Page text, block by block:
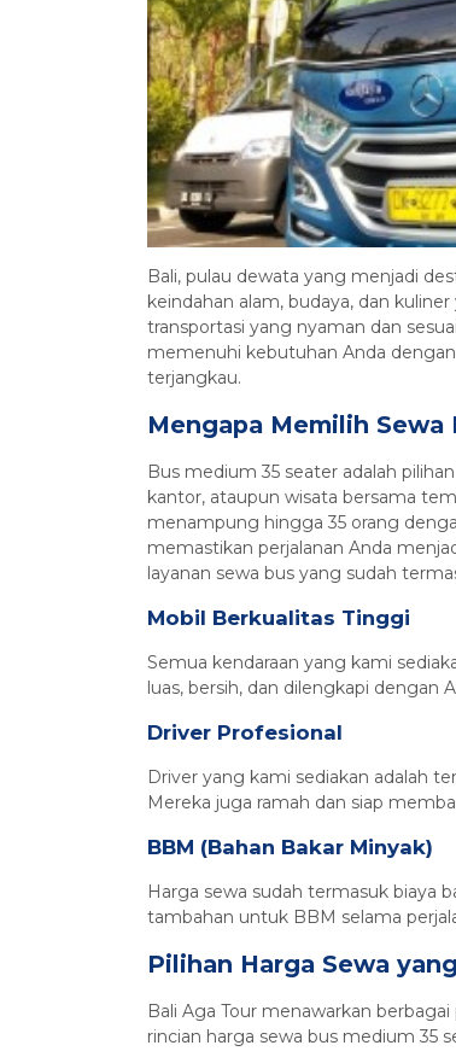
Bali, pulau dewata yang menjadi
keindahan alam, budaya, dan
transportasi yang nyaman dan
memenuhi kebutuhan Anda
terjangkau.
Mengapa Memilih Sewa
Bus medium 35 seater adalah
kantor, ataupun wisata bersama
menampung hingga 35 orang
memastikan perjalanan Anda
layanan sewa bus yang sudah
Mobil Berkualitas Tinggi
Semua kendaraan yang kami
luas, bersih, dan dilengkapi dengan
Driver Profesional
Driver yang kami sediakan adalah
Mereka juga ramah dan siap
BBM (Bahan Bakar Minyak)
Harga sewa sudah termasuk biaya
tambahan untuk BBM selama
Pilihan Harga Sewa
Bali Aga Tour menawarkan
rincian harga sewa bus medium 35